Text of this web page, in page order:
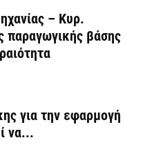
– Κυρ.
παραγωγικής βάσης
για την εφαρμογή
να...